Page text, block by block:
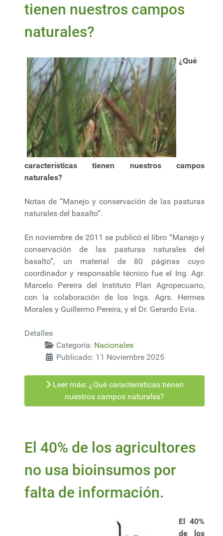
tienen nuestros campos
naturales?
¿Qué
características tienen nuestros campos
naturales?
Notas de “Manejo y conservación de las pasturas
naturales del basalto”.
En noviembre de 2011 se publicó el libro “Manejo y
conservación de las pasturas naturales del
basalto”, un material de 80 páginas cuyo
coordinador y responsable técnico fue el Ing. Agr.
Marcelo Pereira del Instituto Plan Agropecuario,
con la colaboración de los Ings. Agrs. Hermes
Morales y Guillermo Pereira, y el Dr. Gerardo Evia.
Detalles
Categoría: Nacionales
Publicado: 11 Noviembre 2025
Leer más: ¿Qué características tienen
nuestros campos naturales?
El 40% de los agricultores
no usa bioinsumos por
falta de información.
El 40%
de los